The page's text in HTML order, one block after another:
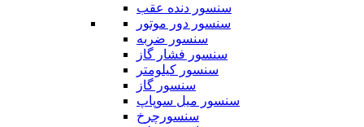
سنسور دنده عقب
سنسور دور موتور
سنسور ضربه
سنسور فشار گاز
سنسور کیلومتر
سنسور گاز
سنسور میل سوپاپ
سنسورچرخ